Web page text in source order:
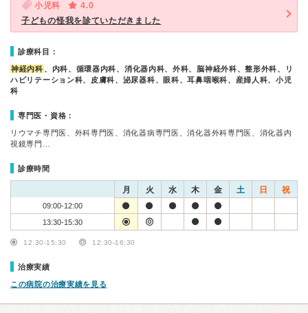
小児科
4.0
子どもの怪我を診ていただきました
診療科目：
神経内科 、内科、循環器内科、消化器内科、外科、脳神経外科、整形外科、リ
ハビリテーション科、皮膚科、泌尿器科、眼科、耳鼻咽喉科、産婦人科、小児
科
専門医・資格：
リウマチ専門医、外科専門医、消化器病専門医、消化器外科専門医、消化器内
視鏡専門…
診療時間
月 火 水 木 金 土 日 祝
09:00-12:00
13:30-15:30
12:30-15:30 12:30-16:30
治療実績
この病院の治療実績を見る